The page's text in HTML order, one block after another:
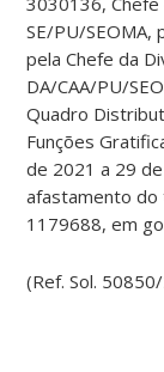
SE/PU/
pela Chefe da
DA/CAA/PU/
Quadro
Funções
de 2021 a 29
afastamento do
1179688, em
(Ref. Sol.